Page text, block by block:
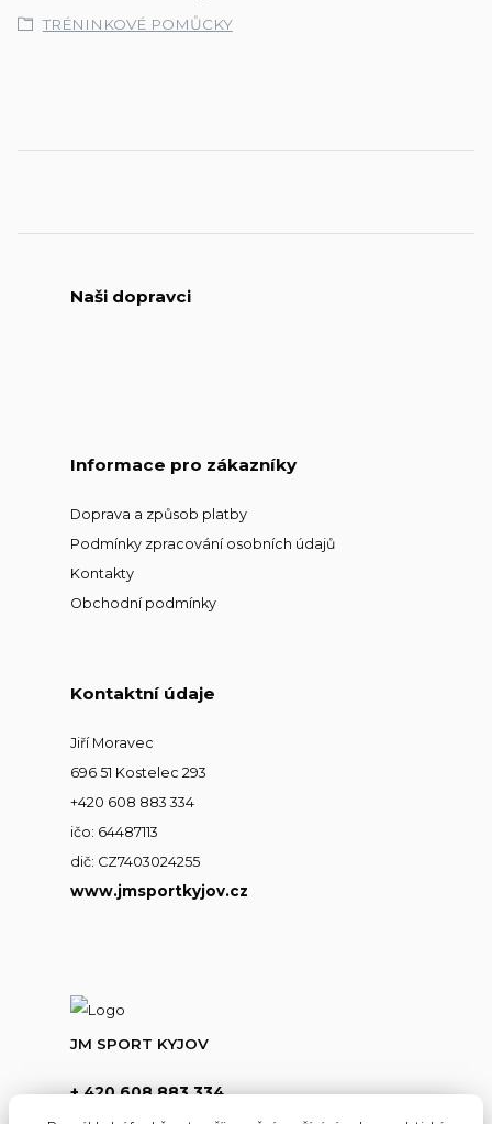
TRÉNINKOVÉ POMŮCKY
Naši dopravci
Informace pro zákazníky
Doprava a způsob platby
Podmínky zpracování osobních údajů
Kontakty
Obchodní podmínky
Kontaktní údaje
Jiří Moravec
696 51 Kostelec 293
+420 608 883 334
ičo: 64487113
dič: CZ7403024255
www.jmsportkyjov.cz
JM SPORT KYJOV
+ 420 608 883 334